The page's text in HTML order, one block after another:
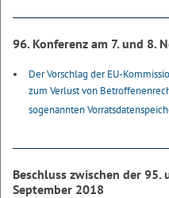
96. Konferenz am 7. und 8.
Der Vorschlag der EU-
zum Verlust von
sogenannten
Beschluss zwischen der 95.
September 2018